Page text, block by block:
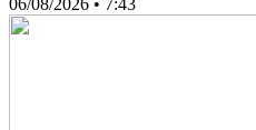
06/08/2026 • 7:43